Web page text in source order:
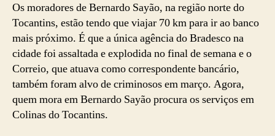
Os moradores de Bernardo Sayão, na região norte do
Tocantins, estão tendo que viajar 70 km para ir ao banco
mais próximo. É que a única agência do Bradesco na
cidade foi assaltada e explodida no final de semana e o
Correio, que atuava como correspondente bancário,
também foram alvo de criminosos em março. Agora,
quem mora em Bernardo Sayão procura os serviços em
Colinas do Tocantins.